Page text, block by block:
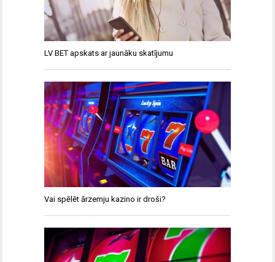
LV BET apskats ar jaunāku skatījumu
Vai spēlēt ārzemju kazino ir droši?